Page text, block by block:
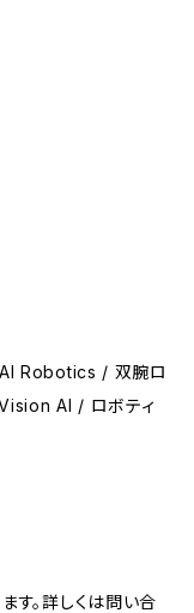
Robotics / 双腕ロ
AI / ロボティ
す。詳しくは問い合